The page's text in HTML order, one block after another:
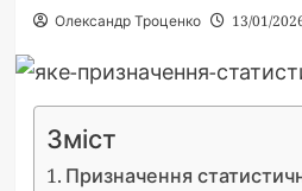
Олександр Троценко 13/01/
Зміст
Призначення